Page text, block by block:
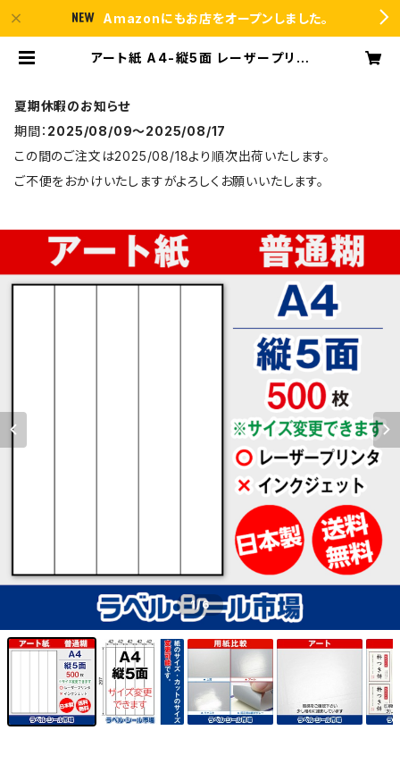
Amazonにもお店をオープンしました。
アート紙 A4-縦5面 レーザープリン
夏期休暇のお知らせ
期間： 2025/08/09〜2025/08/17
この間のご注文は2025/08/18より順次出荷いたします。
ご不便をおかけいたしますがよろしくお願いいたします。
1/6